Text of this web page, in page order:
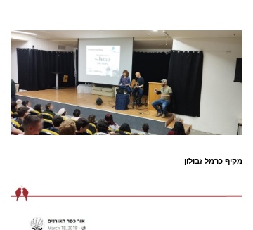
מקיף כרמל זבולון